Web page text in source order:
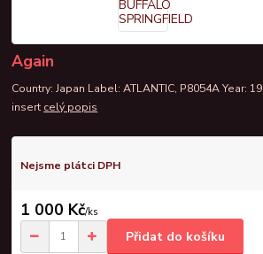
Again
Country: Japan Label: ATLANTIC, P8054A Year:
insert celý popis
Nejsme plátci DPH
1 000 Kč/ks
Přidat do košíku